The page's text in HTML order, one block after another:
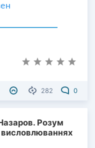
282 0
Розум
висловлюваннях